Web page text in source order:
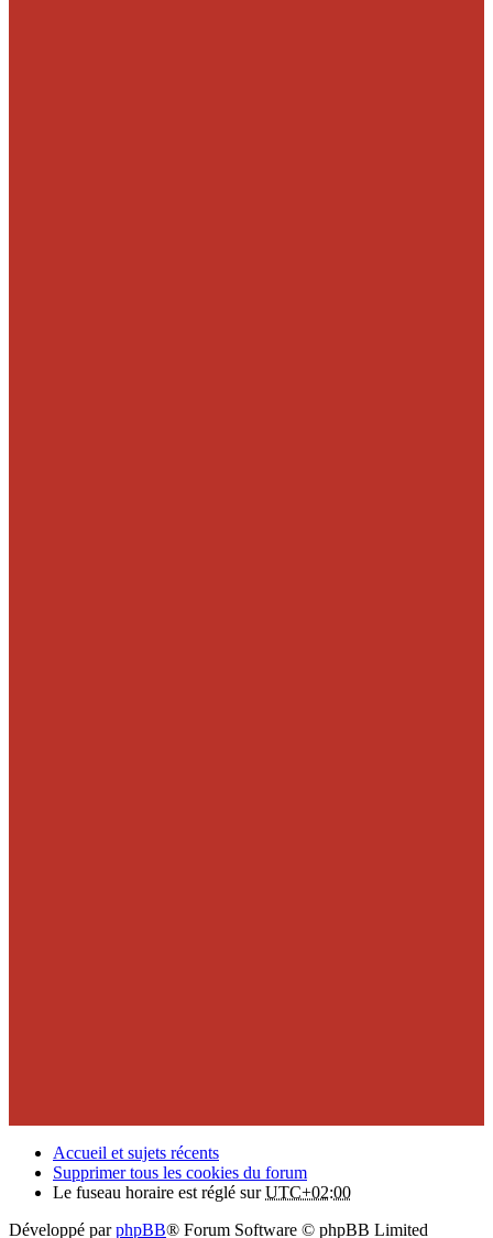
Accueil et sujets récents
Supprimer tous les cookies du forum
Le fuseau horaire est réglé surUTC+02:00
Développé parphpBB® Forum Software © phpBB Limited